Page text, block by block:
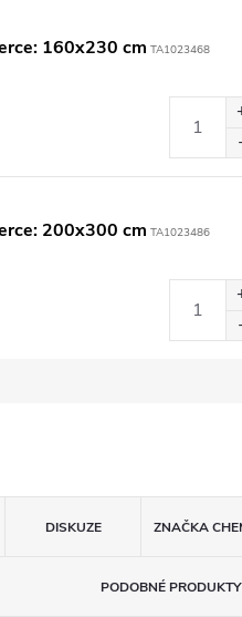
160x230 cm TA1023468
200x300 cm TA1023486
DISKUZE ZNAČKA
PODOBNÉ PRODUKTY